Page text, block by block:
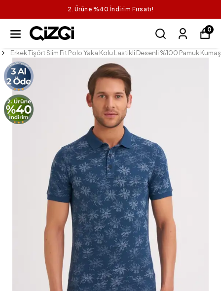
2. Ürüne %40 İndirim Fırsatı!
0
Erkek Tişört Slim Fit Polo Yaka Kolu Lastikli Desenli %100 Pamuk Kumaş